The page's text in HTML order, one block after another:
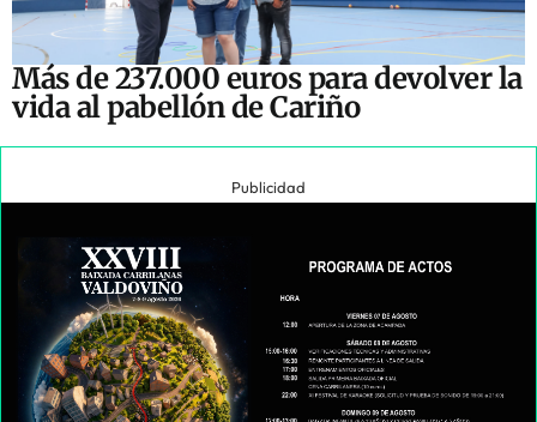
Más de 237.000 euros para devolver la
vida al pabellón de Cariño
Publicidad